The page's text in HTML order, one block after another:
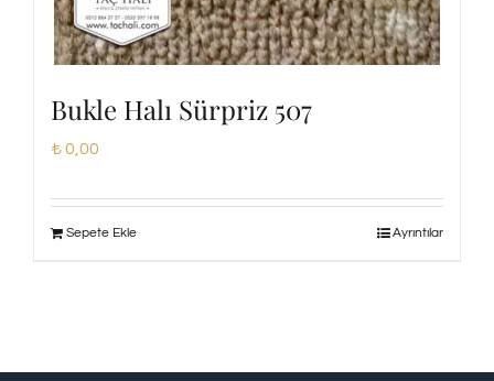
Bukle Halı Sürpriz 507
₺0,00
Sepete Ekle Ayrıntılar